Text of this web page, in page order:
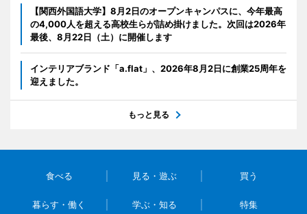
【関西外国語大学】8月2日のオープンキャンパスに、今年最高
の4,000人を超える高校生らが詰め掛けました。次回は2026年
最後、8月22日（土）に開催します
インテリアブランド「a.flat」、2026年8月2日に創業25周年を
迎えました。
もっと見る
食べる 見る・遊ぶ 買う
暮らす・働く 学ぶ・知る 特集